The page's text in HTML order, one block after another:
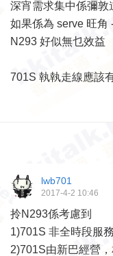
深宵需求集中係彌敦
如果係為 serve 旺角
N293 好似無乜效益
701S 執執走線應該
lwb701
2017-4-2 10:46
拎N293係考慮到
1)701S 非全時段服務
2)701S由新巴經營